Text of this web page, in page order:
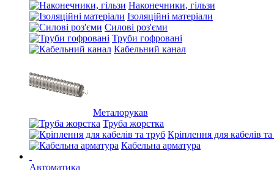
Наконечники, гільзи
Ізоляційні матеріали
Силові роз'єми
Труби гофровані
Кабельний канал
Металорукав
Труба жорстка
Кріплення для кабелів
Кабельна арматура
Автоматика